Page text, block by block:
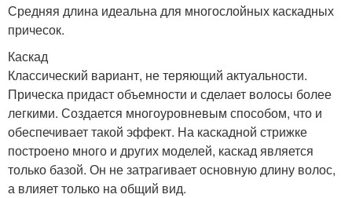
Средняя длина идеальна для многослойных каскадных
причесок.
Каскад
Классический вариант, не теряющий актуальности.
Прическа придаст объемности и сделает волосы более
легкими. Создается многоуровневым способом, что и
обеспечивает такой эффект. На каскадной стрижке
построено много и других моделей, каскад является
только базой. Он не затрагивает основную длину волос,
а влияет только на общий вид.